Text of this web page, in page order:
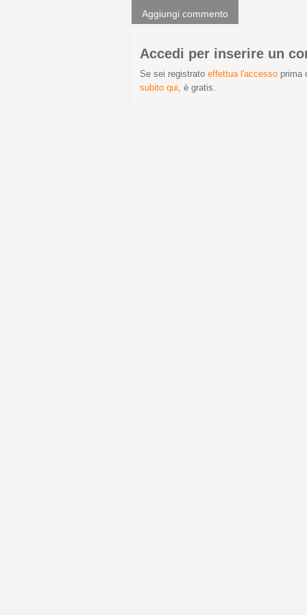
Aggiungi commento
Accedi per inserire un
Se sei registrato effettua l'accesso prima
subito qui , è gratis.